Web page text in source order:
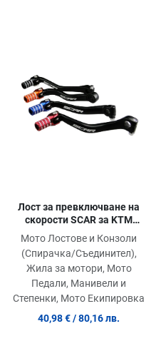
Quick View
Лост за превключване на
скорости SCAR за KTM
ORANGE GSL504
Мото Лостове и Конзоли
(Спирачка/Съединител),
Жила за мотори, Мото
Педали, Манивели и
Степенки, Мото Екипировка
40,98 €/ 80,16 лв.